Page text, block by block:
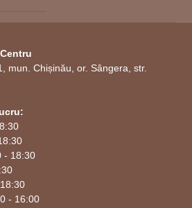
mun. Chișinău, or. Sângera, str.
- 18:30
- 16:00